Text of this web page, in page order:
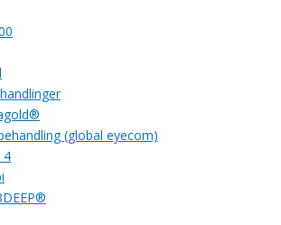
(global eyecom)
4